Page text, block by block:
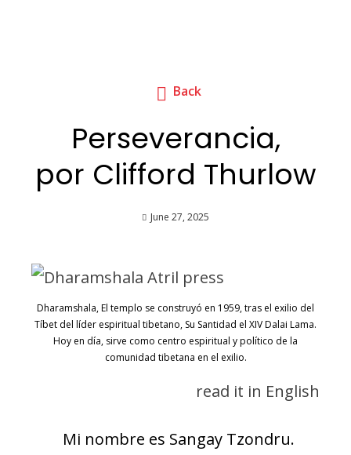
Back
Perseverancia,
por Clifford Thurlow
June 27, 2025
Dharamshala, El templo se construyó en 1959, tras el exilio del
Tíbet del líder espiritual tibetano, Su Santidad el XIV Dalai Lama.
Hoy en día, sirve como centro espiritual y político de la
comunidad tibetana en el exilio.
read it in English
Mi nombre es Sangay Tzondru.